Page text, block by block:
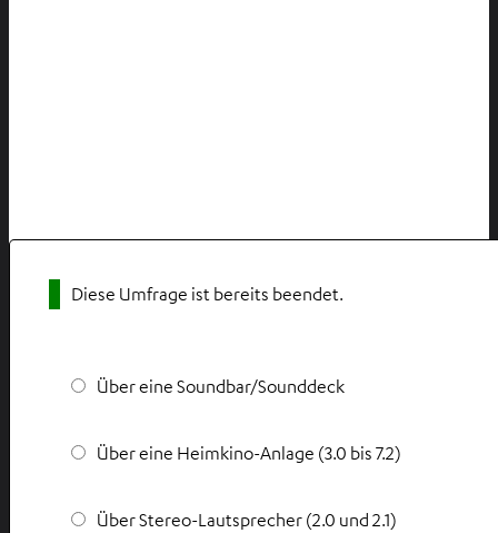
Diese Umfrage ist bereits beendet.
Über eine Soundbar/Sounddeck
Über eine Heimkino-Anlage (3.0 bis 7.2)
Über Stereo-Lautsprecher (2.0 und 2.1)